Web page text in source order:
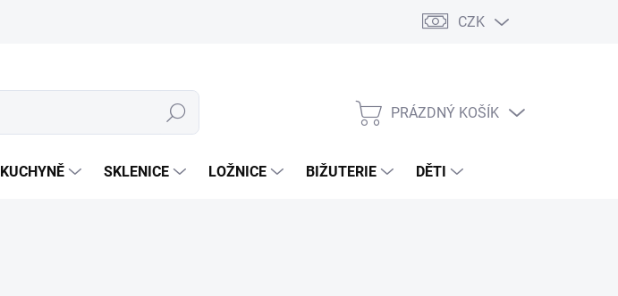
CZK
Hledat
NÁKUPNÍ
PRÁZDNÝ KOŠÍK
KUCHYNĚ SKLENICE LOŽNICE BIŽUTERIE DĚTI